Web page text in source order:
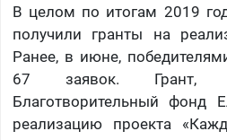
В целом по итогам 2019
получили гранты на
Ранее, в июне,
67 заявок. Грант,
Благотворительный фонд
реализацию проекта